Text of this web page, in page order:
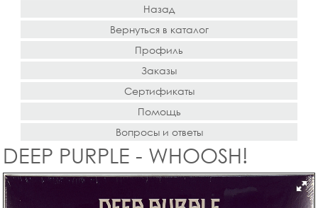
Назад
Вернуться в каталог
Профиль
Заказы
Сертификаты
Помощь
Вопросы и ответы
DEEP PURPLE - WHOOSH!